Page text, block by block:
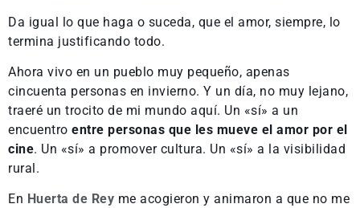
Da igual lo que haga o suceda, que el amor, siempre, lo
termina justificando todo.
Ahora vivo en un pueblo muy pequeño, apenas
cincuenta personas en invierno. Y un día, no muy lejano,
traeré un trocito de mi mundo aquí. Un «sí» a un
encuentro entre personas que les mueve el amor por el
cine. Un «sí» a promover cultura. Un «sí» a la visibilidad
rural.
En Huerta de Rey me acogieron y animaron a que no me